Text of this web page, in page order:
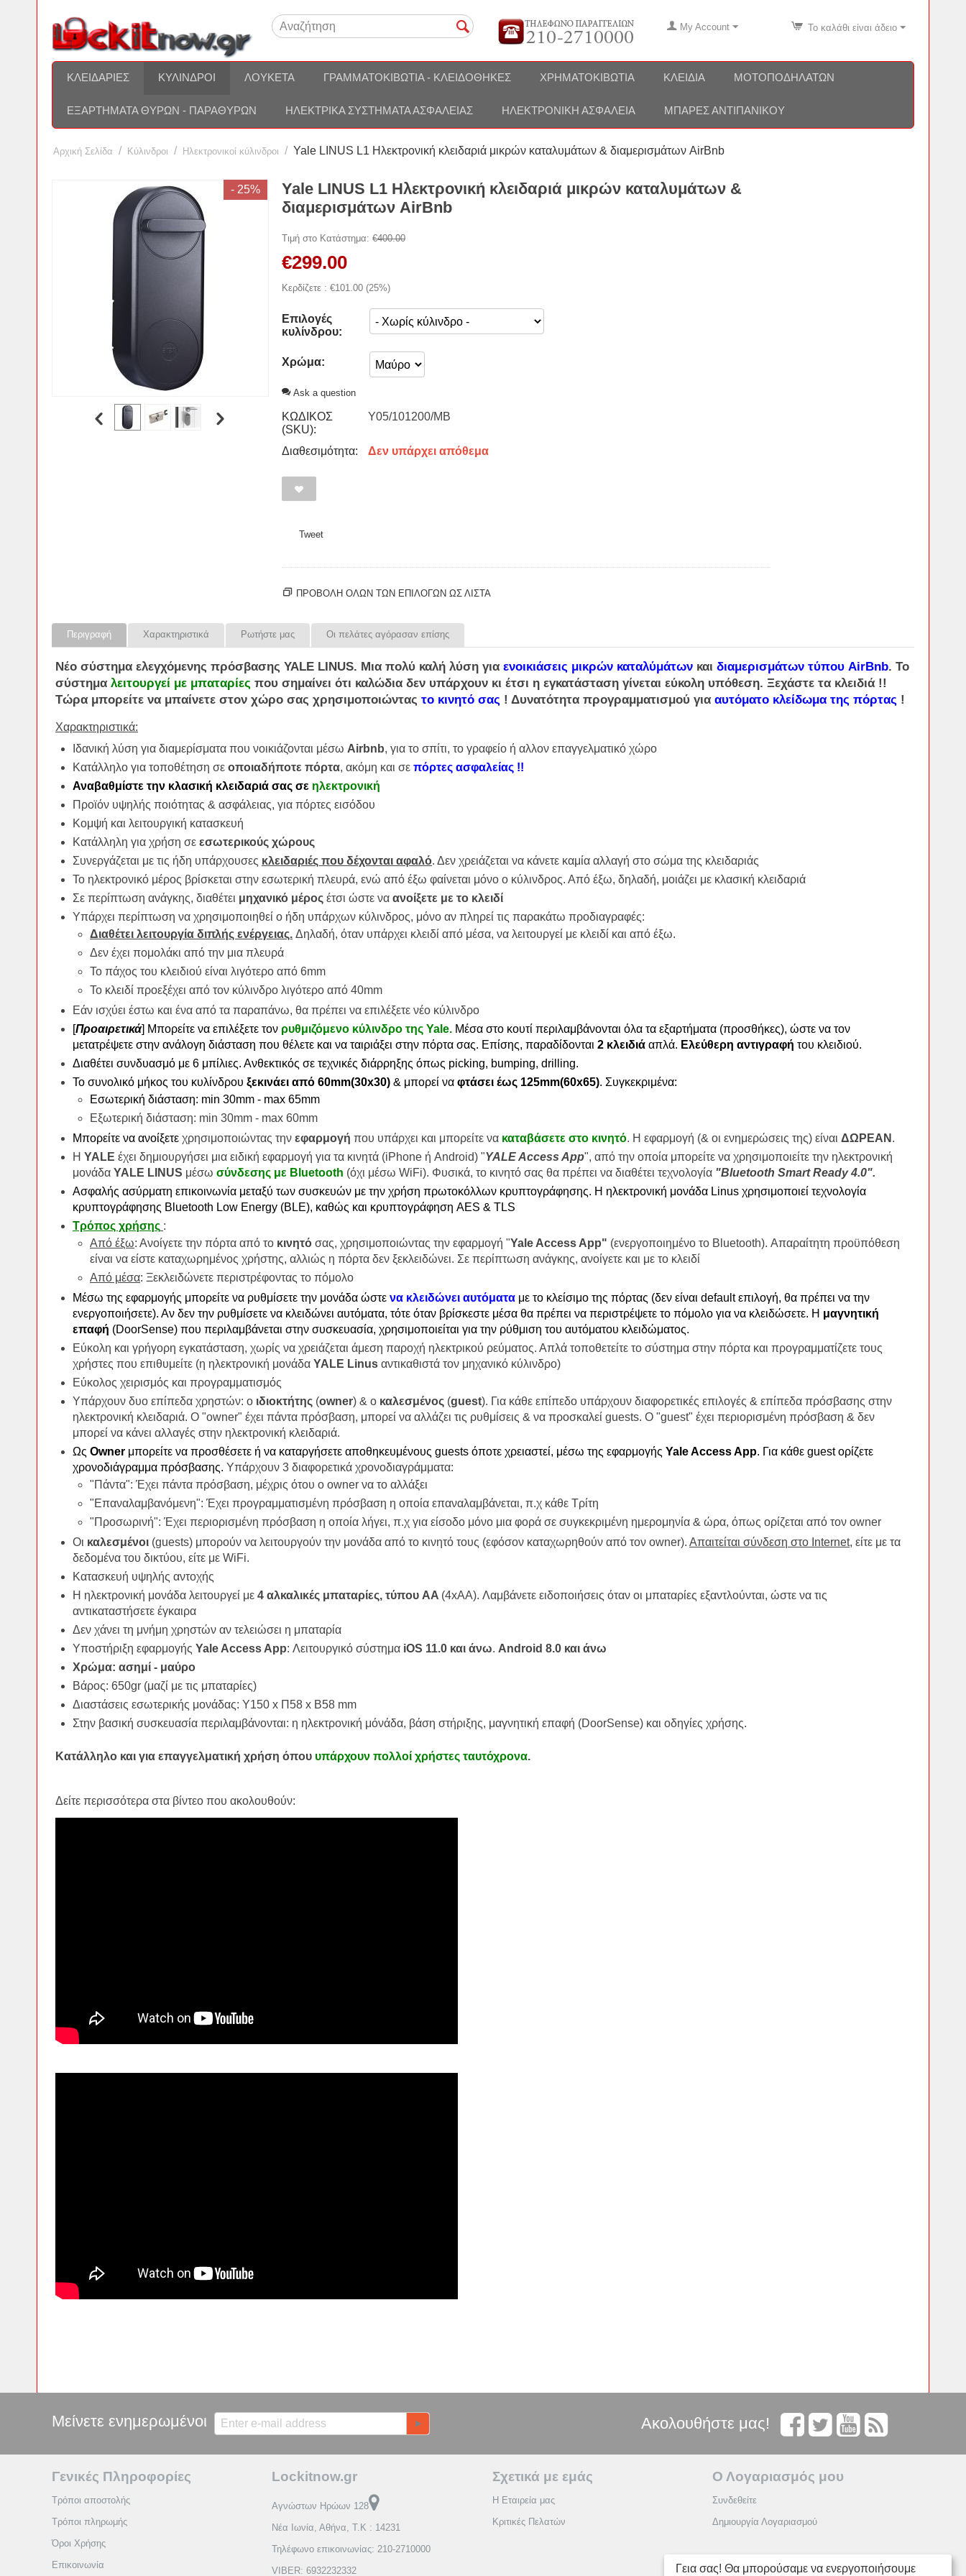
My Account Το καλάθι είναι άδειο
ΚΛΕΙΔΑΡΙΈΣ ΚΎΛΙΝΔΡΟΙ ΛΟΥΚΈΤΑ ΓΡΑΜΜΑΤΟΚΙΒΏΤΙΑ - ΚΛΕΙΔΟΘΉΚΕΣ ΧΡΗΜΑΤΟΚΙΒΏΤΙΑ ΚΛΕΙΔΙΆ ΜΟΤΟΠΟΔΗΛΆΤΩΝ
ΕΞΑΡΤΉΜΑΤΑ ΘΥΡΏΝ - ΠΑΡΑΘΎΡΩΝ ΗΛΕΚΤΡΙΚΆ ΣΥΣΤΉΜΑΤΑ ΑΣΦΑΛΕΊΑΣ ΗΛΕΚΤΡΟΝΙΚΉ ΑΣΦΆΛΕΙΑ ΜΠΆΡΕΣ ΑΝΤΙΠΑΝΙΚΟΎ
Αρχική Σελίδα / Κύλινδροι / Ηλεκτρονικοί κύλινδροι / Yale LINUS L1 Ηλεκτρονική κλειδαριά μικρών καταλυμάτων & διαμερισμάτων AirBnb
- 25%
Yale LINUS L1 Ηλεκτρονική κλειδαριά μικρών καταλυμάτων &
διαμερισμάτων AirBnb
Τιμή στο Κατάστημα: €400.00
€299.00
Κερδίζετε : €101.00 (25%)
Επιλογές
κυλίνδρου:
Χρώμα:
Ask a question
ΚΩΔΙΚΟΣ
(SKU):
Y05/101200/MB
Διαθεσιμότητα: Δεν υπάρχει απόθεμα
Tweet
ΠΡΟΒΟΛΗ ΟΛΩΝ ΤΩΝ ΕΠΙΛΟΓΩΝ ΩΣ ΛΊΣΤΑ
Περιγραφή Χαρακτηριστικά Ρωτήστε μας Οι πελάτες αγόρασαν επίσης
Νέο σύστημα ελεγχόμενης πρόσβασης YALE LINUS. Μια πολύ καλή λύση για ενοικιάσεις μικρών καταλύμάτων και διαμερισμάτων τύπου AirBnb. Το
σύστημα λειτουργεί με μπαταρίες που σημαίνει ότι καλώδια δεν υπάρχουν κι έτσι η εγκατάσταση γίνεται εύκολη υπόθεση. Ξεχάστε τα κλειδιά !!
Τώρα μπορείτε να μπαίνετε στον χώρο σας χρησιμοποιώντας το κινητό σας ! Δυνατότητα προγραμματισμού για αυτόματο κλείδωμα της πόρτας !
Χαρακτηριστικά:
Ιδανική λύση για διαμερίσματα που νοικιάζονται μέσω Airbnb, για το σπίτι, το γραφείο ή αλλον επαγγελματικό χώρο
Κατάλληλο για τοποθέτηση σε οποιαδήποτε πόρτα, ακόμη και σε πόρτες ασφαλείας !!
Αναβαθμίστε την κλασική κλειδαριά σας σε ηλεκτρονική
Προϊόν υψηλής ποιότητας & ασφάλειας, για πόρτες εισόδου
Κομψή και λειτουργική κατασκευή
Κατάλληλη για χρήση σε εσωτερικούς χώρους
Συνεργάζεται με τις ήδη υπάρχουσες κλειδαριές που δέχονται αφαλό. Δεν χρειάζεται να κάνετε καμία αλλαγή στο σώμα της κλειδαριάς
Το ηλεκτρονικό μέρος βρίσκεται στην εσωτερική πλευρά, ενώ από έξω φαίνεται μόνο ο κύλινδρος. Από έξω, δηλαδή, μοιάζει με κλασική κλειδαριά
Σε περίπτωση ανάγκης, διαθέτει μηχανικό μέρος έτσι ώστε να ανοίξετε με το κλειδί
Υπάρχει περίπτωση να χρησιμοποιηθεί ο ήδη υπάρχων κύλινδρος, μόνο αν πληρεί τις παρακάτω προδιαγραφές:
Διαθέτει λειτουργία διπλής ενέργειας. Δηλαδή, όταν υπάρχει κλειδί από μέσα, να λειτουργεί με κλειδί και από έξω.
Δεν έχει πομολάκι από την μια πλευρά
Το πάχος του κλειδιού είναι λιγότερο από 6mm
Το κλειδί προεξέχει από τον κύλινδρο λιγότερο από 40mm
Εάν ισχύει έστω και ένα από τα παραπάνω, θα πρέπει να επιλέξετε νέο κύλινδρο
[Προαιρετικά] Μπορείτε να επιλέξετε τον ρυθμιζόμενο κύλινδρο της Yale. Μέσα στο κουτί περιλαμβάνονται όλα τα εξαρτήματα (προσθήκες), ώστε να τον
μετατρέψετε στην ανάλογη διάσταση που θέλετε και να ταιριάξει στην πόρτα σας. Επίσης, παραδίδονται 2 κλειδιά απλά. Ελεύθερη αντιγραφή του κλειδιού.
Διαθέτει συνδυασμό με 6 μπίλιες. Ανθεκτικός σε τεχνικές διάρρηξης όπως picking, bumping, drilling.
Το συνολικό μήκος του κυλίνδρου ξεκινάει από 60mm(30x30) & μπορεί να φτάσει έως 125mm(60x65). Συγκεκριμένα:
Εσωτερική διάσταση: min 30mm - max 65mm
Εξωτερική διάσταση: min 30mm - max 60mm
Μπορείτε να ανοίξετε χρησιμοποιώντας την εφαρμογή που υπάρχει και μπορείτε να καταβάσετε στο κινητό. Η εφαρμογή (& οι ενημερώσεις της) είναι ΔΩΡΕΑΝ .
Η YALE έχει δημιουργήσει μια ειδική εφαρμογή για τα κινητά (iPhone ή Android) "YALE Access App", από την οποία μπορείτε να χρησιμοποιείτε την ηλεκτρονική
μονάδα YALE LINUS μέσω σύνδεσης με Bluetooth (όχι μέσω WiFi). Φυσικά, το κινητό σας θα πρέπει να διαθέτει τεχνολογία "Bluetooth Smart Ready 4.0".
Ασφαλής ασύρματη επικοινωνία μεταξύ των συσκευών με την χρήση πρωτοκόλλων κρυπτογράφησης. Η ηλεκτρονική μονάδα Linus χρησιμοποιεί τεχνολογία
κρυπτογράφησης Bluetooth Low Energy (BLE), καθώς και κρυπτογράφηση AES & TLS
Τρόπος χρήσης :
Από έξω: Ανοίγετε την πόρτα από το κινητό σας, χρησιμοποιώντας την εφαρμογή "Yale Access App" (ενεργοποιημένο το Bluetooth). Απαραίτητη προϋπόθεση
είναι να είστε καταχωρημένος χρήστης, αλλιώς η πόρτα δεν ξεκλειδώνει. Σε περίπτωση ανάγκης, ανοίγετε και με το κλειδί
Από μέσα: Ξεκλειδώνετε περιστρέφοντας το πόμολο
Μέσω της εφαρμογής μπορείτε να ρυθμίσετε την μονάδα ώστε να κλειδώνει αυτόματα με το κλείσιμο της πόρτας (δεν είναι default επιλογή, θα πρέπει να την
ενεργοποιήσετε). Αν δεν την ρυθμίσετε να κλειδώνει αυτόματα, τότε όταν βρίσκεστε μέσα θα πρέπει να περιστρέψετε το πόμολο για να κλειδώσετε. Η μαγνητική
επαφή (DoorSense) που περιλαμβάνεται στην συσκευασία, χρησιμοποιείται για την ρύθμιση του αυτόματου κλειδώματος.
Εύκολη και γρήγορη εγκατάσταση, χωρίς να χρειάζεται άμεση παροχή ηλεκτρικού ρεύματος. Απλά τοποθετείτε το σύστημα στην πόρτα και προγραμματίζετε τους
χρήστες που επιθυμείτε (η ηλεκτρονική μονάδα YALE Linus αντικαθιστά τον μηχανικό κύλινδρο)
Εύκολος χειρισμός και προγραμματισμός
Υπάρχουν δυο επίπεδα χρηστών: ο ιδιοκτήτης (owner) & o καλεσμένος (guest). Για κάθε επίπεδο υπάρχουν διαφορετικές επιλογές & επίπεδα πρόσβασης στην
ηλεκτρονική κλειδαριά. Ο "owner" έχει πάντα πρόσβαση, μπορεί να αλλάζει τις ρυθμίσεις & να προσκαλεί guests. Ο "guest" έχει περιορισμένη πρόσβαση & δεν
μπορεί να κάνει αλλαγές στην ηλεκτρονική κλειδαριά.
Ως Owner μπορείτε να προσθέσετε ή να καταργήσετε αποθηκευμένους guests όποτε χρειαστεί, μέσω της εφαρμογής Yale Access App. Για κάθε guest ορίζετε
χρονοδιάγραμμα πρόσβασης. Υπάρχουν 3 διαφορετικά χρονοδιαγράμματα:
"Πάντα": Έχει πάντα πρόσβαση, μέχρις ότου ο owner να το αλλάξει
"Επαναλαμβανόμενη": Έχει προγραμματισμένη πρόσβαση η οποία επαναλαμβάνεται, π.χ κάθε Τρίτη
"Προσωρινή": Έχει περιορισμένη πρόσβαση η οποία λήγει, π.χ για είσοδο μόνο μια φορά σε συγκεκριμένη ημερομηνία & ώρα, όπως ορίζεται από τον owner
Οι καλεσμένοι (guests) μπορούν να λειτουργούν την μονάδα από το κινητό τους (εφόσον καταχωρηθούν από τον owner). Απαιτείται σύνδεση στο Internet, είτε με τα
δεδομένα του δικτύου, είτε με WiFi.
Κατασκευή υψηλής αντοχής
Η ηλεκτρονική μονάδα λειτουργεί με 4 αλκαλικές μπαταρίες, τύπου AA (4xAA). Λαμβάνετε ειδοποιήσεις όταν οι μπαταρίες εξαντλούνται, ώστε να τις
αντικαταστήσετε έγκαιρα
Δεν χάνει τη μνήμη χρηστών αν τελειώσει η μπαταρία
Υποστήριξη εφαρμογής Yale Access App: Λειτουργικό σύστημα iOS 11.0 και άνω. Android 8.0 και άνω
Χρώμα: ασημί - μαύρο
Βάρος: 650gr (μαζί με τις μπαταρίες)
Διαστάσεις εσωτερικής μονάδας: Υ150 x Π58 x Β58 mm
Στην βασική συσκευασία περιλαμβάνονται: η ηλεκτρονική μόνάδα, βάση στήριξης, μαγνητική επαφή (DoorSense) και οδηγίες χρήσης.
Κατάλληλο και για επαγγελματική χρήση όπου υπάρχουν πολλοί χρήστες ταυτόχρονα.
Δείτε περισσότερα στα βίντεο που ακολουθούν:
Μείνετε ενημερωμένοι Ακολουθήστε μας!
Γενικές Πληροφορίες
Τρόποι αποστολής
Τρόποι πληρωμής
Όροι Χρήσης
Επικοινωνία
Lockitnow.gr
Αγνώστων Ηρώων 128
Νέα Ιωνία, Αθήνα, Τ.Κ : 14231
Τηλέφωνο επικοινωνίας: 210-2710000
VIBER: 6932232332
Σχετικά με εμάς
Η Εταιρεία μας
Κριτικές Πελατών
Ο Λογαριασμός μου
Συνδεθείτε
Δημιουργία Λογαριασμού
Γεια σας! Θα μπορούσαμε να ενεργοποιήσουμε